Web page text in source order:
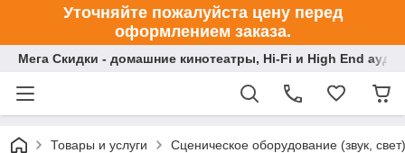
Уточняйте пожалуйста цену перед
оформлением заказа.
Мега Скидки - домашние кинотеатры, Hi-Fi и High End
Товары и услуги Сценическое оборудование (звук, свет)